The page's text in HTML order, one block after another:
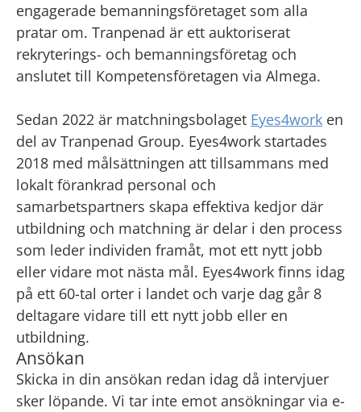
engagerade bemanningsföretaget som alla
pratar om. Tranpenad är ett auktoriserat
rekryterings- och bemanningsföretag och
anslutet till Kompetens­företagen via Almega.
Sedan 2022 är matchningsbolaget Eyes4work en
del av Tranpenad Group. Eyes4work startades
2018 med målsättningen att tillsammans med
lokalt förankrad personal och
samarbetspartners skapa effektiva kedjor där
utbildning och matchning är delar i den process
som leder individen framåt, mot ett nytt jobb
eller vidare mot nästa mål. Eyes4work finns idag
på ett 60-tal orter i landet och varje dag går 8
deltagare vidare till ett nytt jobb eller en
utbildning.
Ansökan
Skicka in din ansökan redan idag då intervjuer
sker löpande. Vi tar inte emot ansökningar via e-